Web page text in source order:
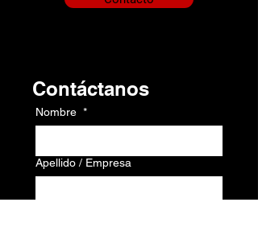
Contacto
Nombre *
Apellido / Empresa
Contáctanos